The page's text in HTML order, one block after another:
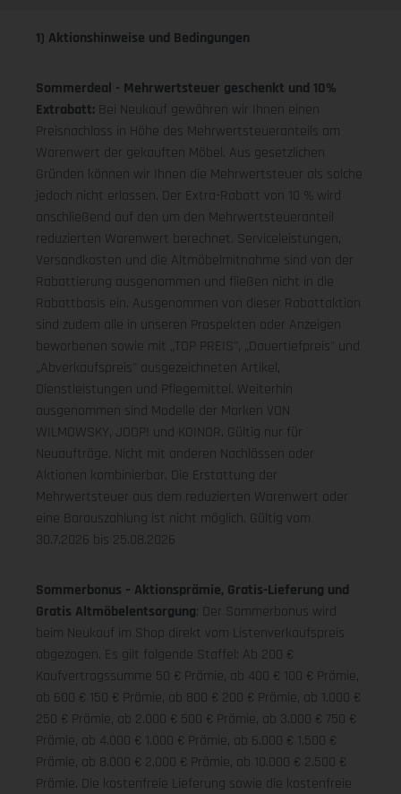
1) Aktionshinweise und Bedingungen
Sommerdeal - Mehrwertsteuer geschenkt und 10%
Extrabatt: Bei Neukauf gewähren wir Ihnen einen
Preisnachlass in Höhe des Mehrwertsteueranteils am
Warenwert der gekauften Möbel. Aus gesetzlichen
Gründen können wir Ihnen die Mehrwertsteuer als solche
jedoch nicht erlassen. Der Extra-Rabatt von 10 % wird
anschließend auf den um den Mehrwertsteueranteil
reduzierten Warenwert berechnet. Serviceleistungen,
Versandkosten und die Altmöbelmitnahme sind von der
Rabattierung ausgenommen und fließen nicht in die
Rabattbasis ein. Ausgenommen von dieser Rabattaktion
sind zudem alle in unseren Prospekten oder Anzeigen
beworbenen sowie mit „TOP PREIS", „Dauertiefpreis" und
„Abverkaufspreis" ausgezeichneten Artikel,
Dienstleistungen und Pflegemittel. Weiterhin
ausgenommen sind Modelle der Marken VON
WILMOWSKY, JOOP! und KOINOR. Gültig nur für
Neuaufträge. Nicht mit anderen Nachlässen oder
Aktionen kombinierbar. Die Erstattung der
Mehrwertsteuer aus dem reduzierten Warenwert oder
eine Barauszahlung ist nicht möglich. Gültig vom
30.7.2026 bis 25.08.2026
Sommerbonus – Aktionsprämie, Gratis-Lieferung und
Gratis Altmöbelentsorgung: Der Sommerbonus wird
beim Neukauf im Shop direkt vom Listenverkaufspreis
abgezogen. Es gilt folgende Staffel: Ab 200 €
Kaufvertragssumme 50 € Prämie, ab 400 € 100 € Prämie,
ab 600 € 150 € Prämie, ab 800 € 200 € Prämie, ab 1.000 €
250 € Prämie, ab 2.000 € 500 € Prämie, ab 3.000 € 750 €
Prämie, ab 4.000 € 1.000 € Prämie, ab 6.000 € 1.500 €
Prämie, ab 8.000 € 2.000 € Prämie, ab 10.000 € 2.500 €
Prämie. Die kostenfreie Lieferung sowie die kostenfreie